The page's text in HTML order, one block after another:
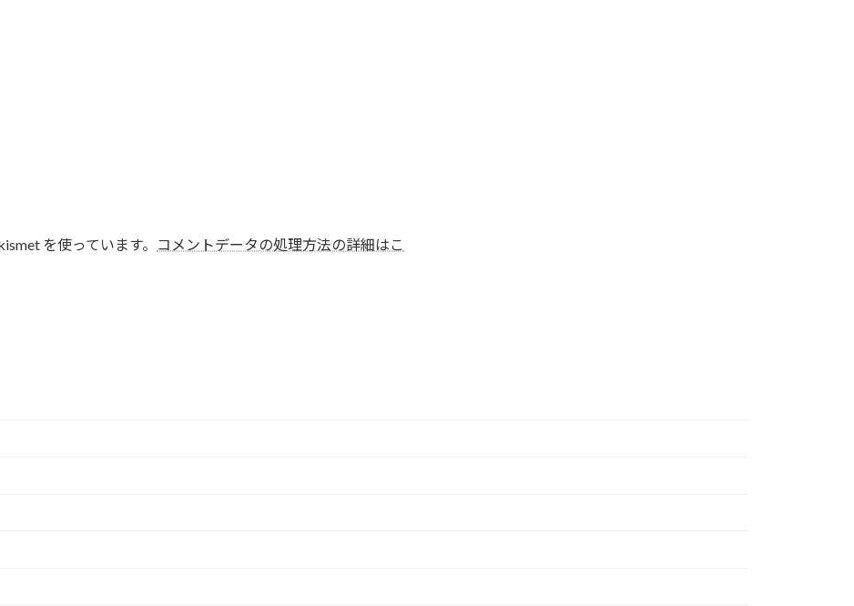
を使っています。
コメントデータの処理方法の詳細はこ